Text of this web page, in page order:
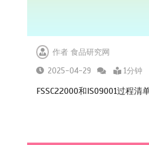
作者食品研究网
2025-04-29
1分钟
FSSC22000和ISO9001过程清